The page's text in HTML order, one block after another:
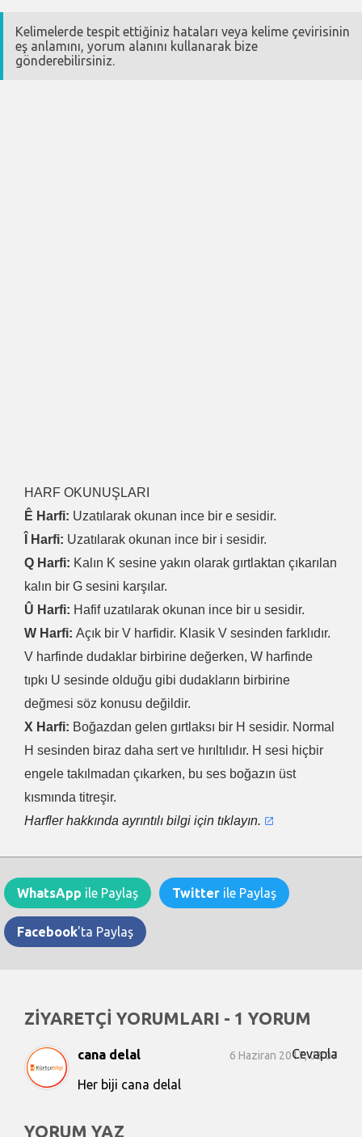
Kelimelerde tespit ettiğiniz hataları veya kelime çevirisinin
eş anlamını, yorum alanını kullanarak bize
gönderebilirsiniz.
HARF OKUNUŞLARI
Ê Harfi: Uzatılarak okunan ince bir e sesidir.
Î Harfi: Uzatılarak okunan ince bir i sesidir.
Q Harfi: Kalın K sesine yakın olarak gırtlaktan çıkarılan
kalın bir G sesini karşılar.
Û Harfi: Hafif uzatılarak okunan ince bir u sesidir.
W Harfi: Açık bir V harfidir. Klasik V sesinden farklıdır.
V harfinde dudaklar birbirine değerken, W harfinde
tıpkı U sesinde olduğu gibi dudakların birbirine
değmesi söz konusu değildir.
X Harfi: Boğazdan gelen gırtlaksı bir H sesidir. Normal
H sesinden biraz daha sert ve hırıltılıdır. H sesi hiçbir
engele takılmadan çıkarken, bu ses boğazın üst
kısmında titreşir.
Harfler hakkında ayrıntılı bilgi için tıklayın.
WhatsApp ile Paylaş Twitter ile Paylaş
Facebook'ta Paylaş
ZİYARETÇİ YORUMLARI - 1 YORUM
cana delal 6 Haziran 2017, 03:07
Her biji cana delal
Cevapla
YORUM YAZ